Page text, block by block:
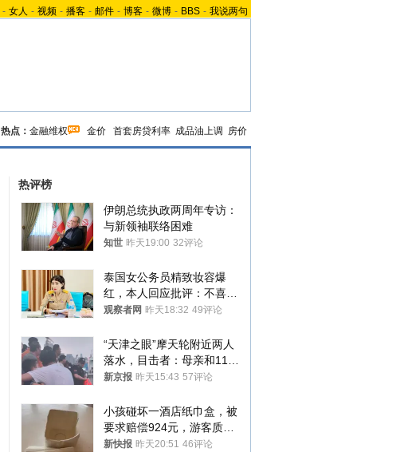
- 女人 - 视频 - 播客 - 邮件 - 博客 - 微博 - BBS - 我说两句
热点： 金融维权 金价 首套房贷利率 成品油上调 房价
热评榜
伊朗总统执政两周年专访：
与新领袖联络困难
知世 昨天19:00 32评论
泰国女公务员精致妆容爆
红，本人回应批评：不喜欢
就别看
观察者网 昨天18:32 49评论
“天津之眼”摩天轮附近两人
落水，目击者：母亲和11岁
儿子先后被打捞上岸
新京报 昨天15:43 57评论
小孩碰坏一酒店纸巾盒，被
要求赔偿924元，游客质疑
酒店房客物品超高标价，市
新快报 昨天20:51 46评论